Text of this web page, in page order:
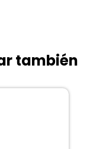
también